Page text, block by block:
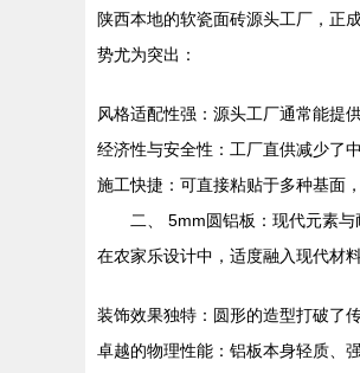
陕西本地的软瓷面砖源头工厂，正
势尤为突出：
风格适配性强：源头工厂通常能提
经济性与安全性：工厂直供减少了
施工快捷：可直接粘贴于多种基面
二、 5mm圆铝板：现代元素
在农家乐设计中，适度融入现代材
装饰效果独特：圆形的造型打破了
卓越的物理性能：铝板本身轻质、